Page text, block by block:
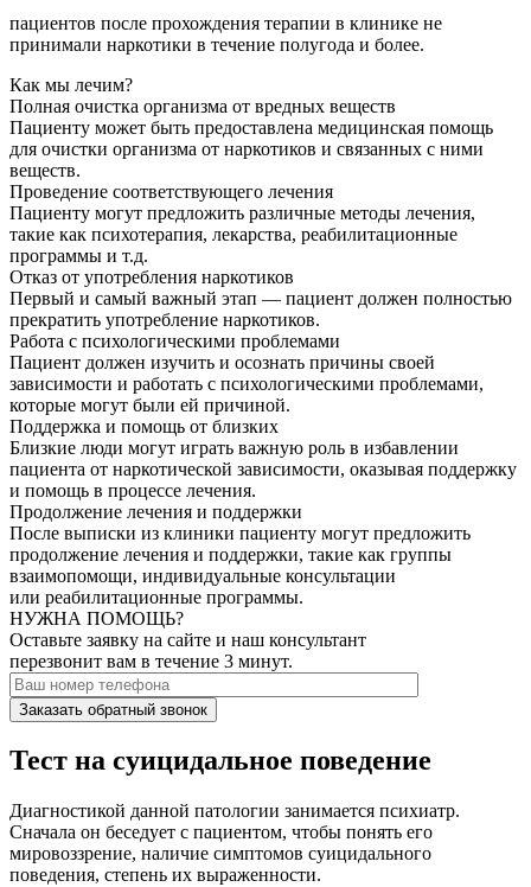
пациентов после прохождения терапии в клинике не
принимали наркотики в течение полугода и более.
Как мы лечим?
Полная очистка организма от вредных веществ
Пациенту может быть предоставлена медицинская помощь
для очистки организма от наркотиков и связанных с ними
веществ.
Проведение соответствующего лечения
Пациенту могут предложить различные методы лечения,
такие как психотерапия, лекарства, реабилитационные
программы и т.д.
Отказ от употребления наркотиков
Первый и самый важный этап — пациент должен полностью
прекратить употребление наркотиков.
Работа с психологическими проблемами
Пациент должен изучить и осознать причины своей
зависимости и работать с психологическими проблемами,
которые могут были ей причиной.
Поддержка и помощь от близких
Близкие люди могут играть важную роль в избавлении
пациента от наркотической зависимости, оказывая поддержку
и помощь в процессе лечения.
Продолжение лечения и поддержки
После выписки из клиники пациенту могут предложить
продолжение лечения и поддержки, такие как группы
взаимопомощи, индивидуальные консультации
или реабилитационные программы.
НУЖНА ПОМОЩЬ?
Оставьте заявку на сайте и наш консультант
перезвонит вам в течение 3 минут.
Заказать обратный звонок
Тест на суицидальное поведение
Диагностикой данной патологии занимается психиатр.
Сначала он беседует с пациентом, чтобы понять его
мировоззрение, наличие симптомов суицидального
поведения, степень их выраженности.